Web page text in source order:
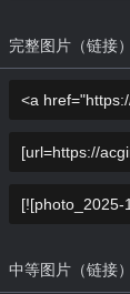
完整图片（链接）
中等图片（链接）